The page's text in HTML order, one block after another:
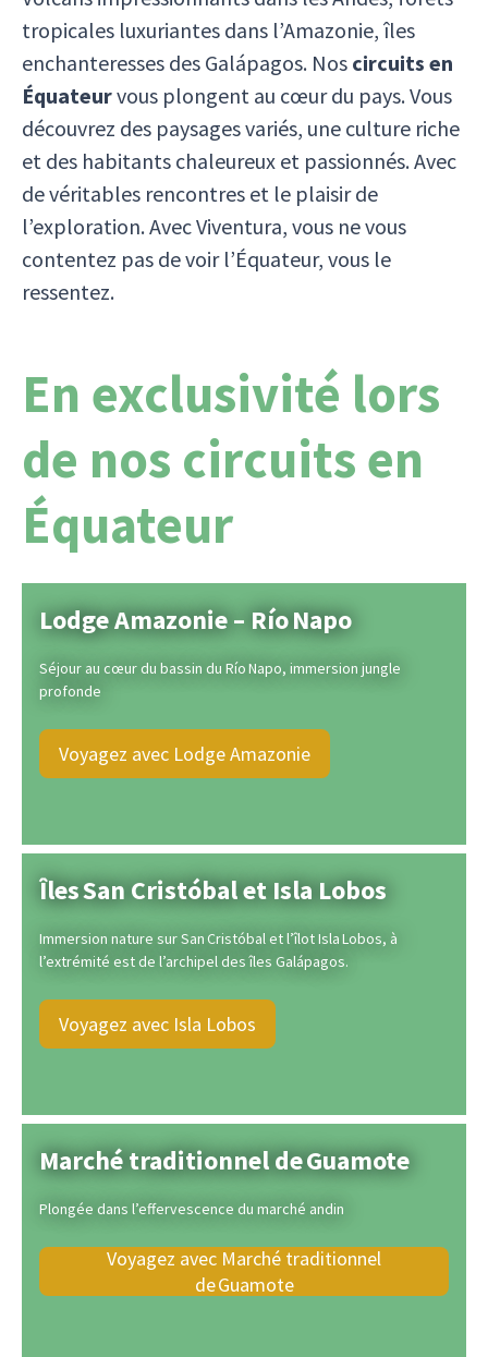
tropicales luxuriantes dans l’Amazonie, îles
enchanteresses des Galápagos. Nos circuits en
Équateurvous plongent au cœur du pays. Vous
découvrez des paysages variés, une culture riche
et des habitants chaleureux et passionnés. Avec
de véritables rencontres et le plaisir de
l’exploration. Avec Viventura, vous ne vous
contentez pas de voir l’Équateur, vous le
ressentez.
En exclusivité lors
de nos circuits en
Équateur
Lodge Amazonie – Río Napo
Séjour au cœur du bassin du Río Napo, immersion jungle
profonde
Voyagez avec Lodge Amazonie
Îles San Cristóbal et Isla Lobos
Immersion nature sur San Cristóbal et l’îlot Isla Lobos, à
l’extrémité est de l’archipel des îles Galápagos.
Voyagez avec Isla Lobos
Marché traditionnel de Guamote
Plongée dans l’effervescence du marché andin
Voyagez avec Marché traditionnel
de Guamote